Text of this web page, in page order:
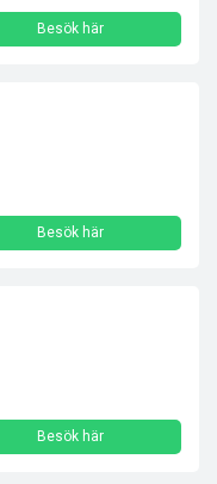
Besök här
Besök här
Besök här